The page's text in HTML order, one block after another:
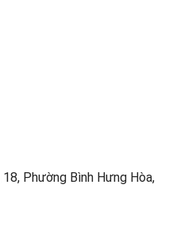
Phường Bình Hưng Hòa,